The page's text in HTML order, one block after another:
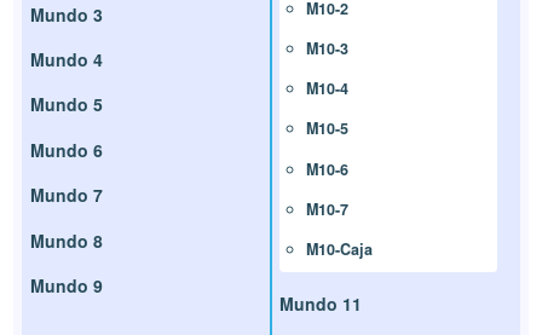
Mundo 3
Mundo 4
Mundo 5
Mundo 6
Mundo 7
Mundo 8
Mundo 9
M10-2
M10-3
M10-4
M10-5
M10-6
M10-7
M10-Caja
Mundo 11